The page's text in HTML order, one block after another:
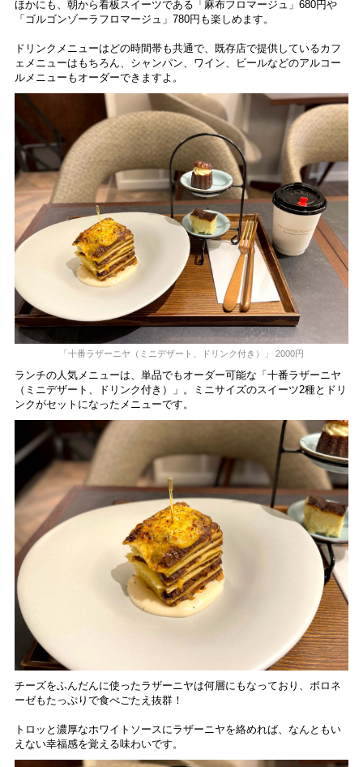
ほかにも、朝から看板スイーツである「麻布フロマージュ」680円や
「ゴルゴンゾーラフロマージュ」780円も楽しめます。
ドリンクメニューはどの時間帯も共通で、既存店で提供しているカフ
ェメニューはもちろん、シャンパン、ワイン、ビールなどのアルコー
ルメニューもオーダーできますよ。
「十番ラザーニヤ（ミニデザート、ドリンク付き）」 2000円
ランチの人気メニューは、単品でもオーダー可能な「十番ラザーニヤ
（ミニデザート、ドリンク付き）」。ミニサイズのスイーツ2種とドリ
ンクがセットになったメニューです。
チーズをふんだんに使ったラザーニヤは何層にもなっており、ボロネ
ーゼもたっぷりで食べごたえ抜群！
トロッと濃厚なホワイトソースにラザーニヤを絡めれば、なんともい
えない幸福感を覚える味わいです。